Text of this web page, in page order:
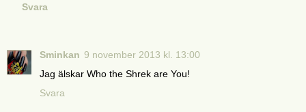
Svara
Sminkan 9 november 2013 kl. 13:00
Jag älskar Who the Shrek are You!
Svara